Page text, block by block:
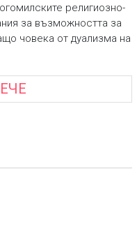
религиозно-
за възможността за
човека от дуализма на